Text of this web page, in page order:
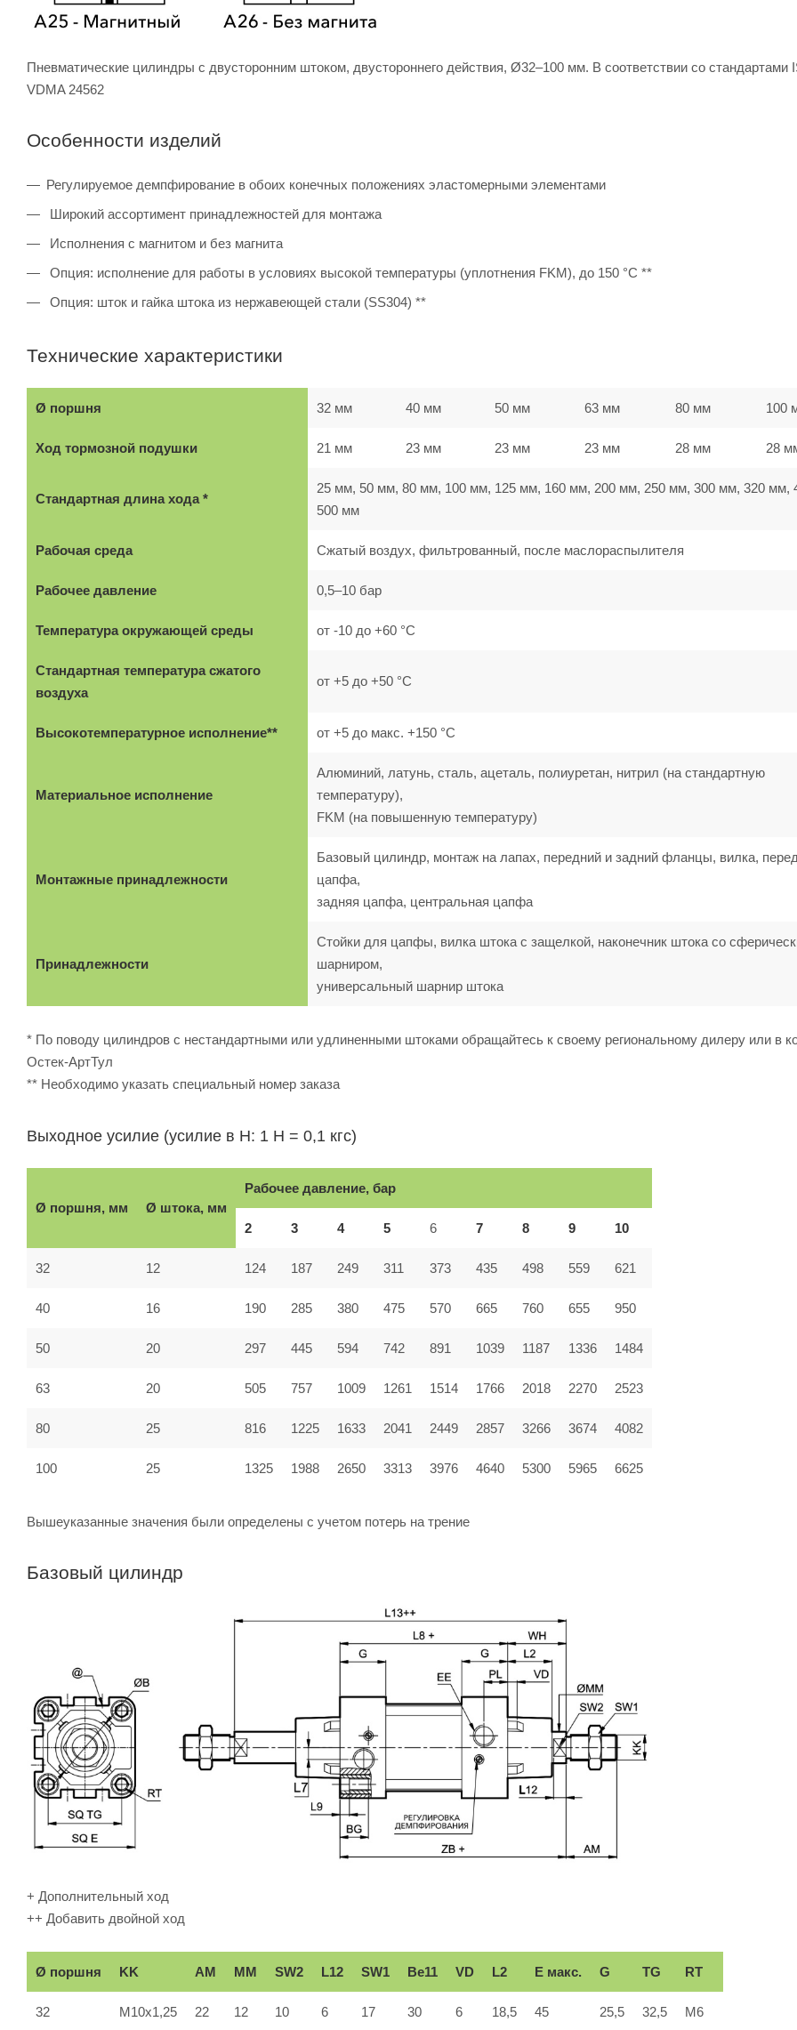
Пневматические цилиндры с двусторонним штоком, двустороннего действия, Ø32–100 мм. В соответствии со стандартами
VDMA 24562
Особенности изделий
Регулируемое демпфирование в обоих конечных положениях эластомерными элементами
Широкий ассортимент принадлежностей для монтажа
Исполнения с магнитом и без магнита
Опция: исполнение для работы в условиях высокой температуры (уплотнения FKM), до 150 °C **
Опция: шток и гайка штока из нержавеющей стали (SS304) **
Технические характеристики
Ø поршня 32 мм 40 мм 50 мм 63 мм 80 мм 100
Ход тормозной подушки 21 мм 23 мм 23 мм 23 мм 28 мм 28
Стандартная длина хода *
25 мм, 50 мм, 80 мм, 100 мм, 125 мм, 160 мм, 200 мм, 250 мм, 300 мм, 320 мм,
500 мм
Рабочая среда Сжатый воздух, фильтрованный, после маслораспылителя
Рабочее давление 0,5–10 бар
Температура окружающей среды от -10 до +60 °C
Стандартная температура сжатого
воздуха
от +5 до +50 °C
Высокотемпературное исполнение** от +5 до макс. +150 °C
Материальное исполнение
Алюминий, латунь, сталь, ацеталь, полиуретан, нитрил (на стандартную
температуру),
FKM (на повышенную температуру)
Монтажные принадлежности
Базовый цилиндр, монтаж на лапах, передний и задний фланцы, вилка,
цапфа,
задняя цапфа, центральная цапфа
Принадлежности
Стойки для цапфы, вилка штока с защелкой, наконечник штока со
шарниром,
универсальный шарнир штока
* По поводу цилиндров с нестандартными или удлиненными штоками обращайтесь к своему региональному дилеру или в
Остек-АртТул
** Необходимо указать специальный номер заказа
Выходное усилие (усилие в Н: 1 Н = 0,1 кгс)
Ø поршня, мм Ø штока, мм
Рабочее давление, бар
2 3 4 5 6 7 8 9 10
32 12 124 187 249 311 373 435 498 559 621
40 16 190 285 380 475 570 665 760 655 950
50 20 297 445 594 742 891 1039 1187 1336 1484
63 20 505 757 1009 1261 1514 1766 2018 2270 2523
80 25 816 1225 1633 2041 2449 2857 3266 3674 4082
100 25 1325 1988 2650 3313 3976 4640 5300 5965 6625
Вышеуказанные значения были определены с учетом потерь на трение
Базовый цилиндр
+ Дополнительный ход
++ Добавить двойной ход
Ø поршня KK AM ММ SW2 L12 SW1 Вe11 VD L2 E макс. G TG RT
32 M10x1,25 22 12 10 6 17 30 6 18,5 45 25,5 32,5 M6